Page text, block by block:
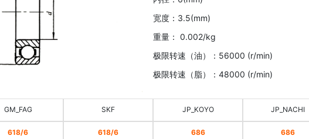
宽度：3.5(mm)
重量： 0.002/kg
极限转速（油）：56000 (r/min)
极限转速（脂）：48000 (r/min)
GM_FAG
618/6
SKF
618/6
JP_KOYO
686
JP_NACHI
686